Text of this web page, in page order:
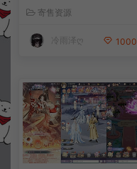
授权后台+简易安卓客户端
+详细搭建教程+视频教程
寄售资源
冷雨泽ღ 1000